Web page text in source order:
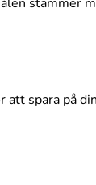
spara på